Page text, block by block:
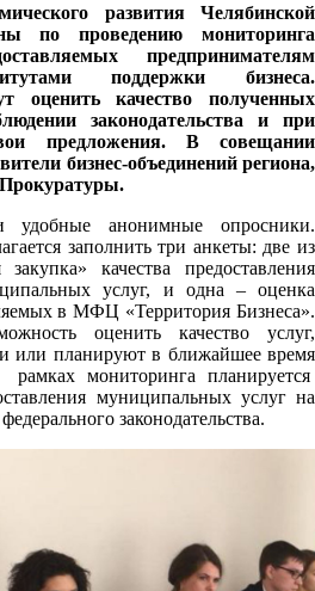
развития Челябинской
по проведению мониторинга
предпринимателям
поддержки бизнеса.
оценить качество полученных
законодательства и при
предложения. В совещании
бизнес-объединений региона,
удобные анонимные опросники.
заполнить три анкеты: две из
качества предоставления
услуг, и одна – оценка
в МФЦ «Территория Бизнеса».
оценить качество услуг,
или планируют в ближайшее время
мониторинга планируется
муниципальных услуг на
законодательства.